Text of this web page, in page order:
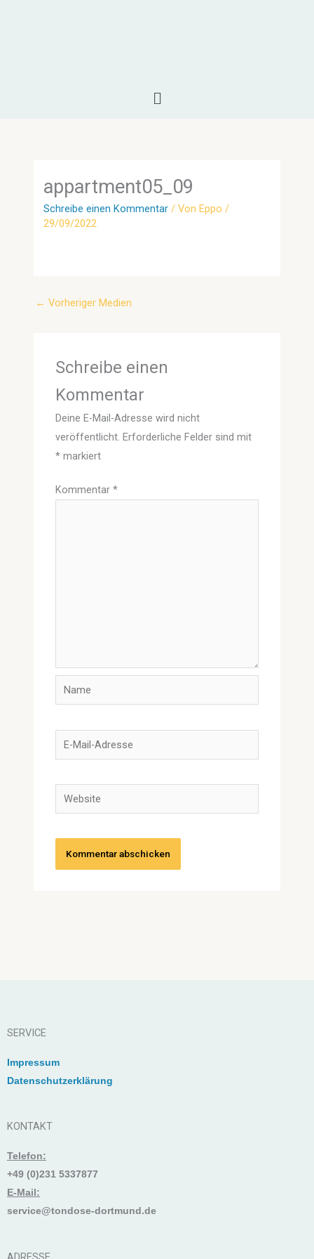
Menü
appartment05_09
Schreibe einen Kommentar / VonEppo/
29/09/2022
← Vorheriger Medien
Schreibe einen
Kommentar
Deine E-Mail-Adresse wird nicht
veröffentlicht. Erforderliche Felder sind mit
* markiert
Kommentar*
Name
E-
Mail-
Website
SERVICE
Impressum
Datenschutzerklärung
KONTAKT
Telefon:
+49 (0)231 5337877
E-Mail:
service@tondose-dortmund.de